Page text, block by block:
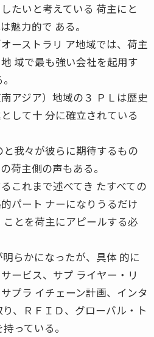
たいと考えている 荷主にと
魅力的で ある。
ーストラリ ア地域では、荷主
域で最も強い会社を起用す
アジア）地域の３ ＰＬは歴史
して十 分に確立されている
我々が彼らに期待するもの
荷主側の声もある。
これまで述べてき たすべての
パート ナーになりうるだけ
とを荷主にアピールする必
らかになったが、具体 的に
ービス、サプ ライヤー・リ
プラ イチェーン計画、インタ
、ＲＦＩＤ、グローバル・ト
っている。